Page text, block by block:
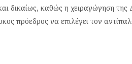
δικαίως, καθώς η χειραγώγηση
πρόεδρος να επιλέγει τον